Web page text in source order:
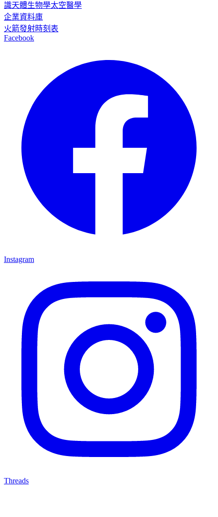
識天體生物學太空醫學
企業資料庫
火箭發射時刻表
Facebook
Instagram
Threads